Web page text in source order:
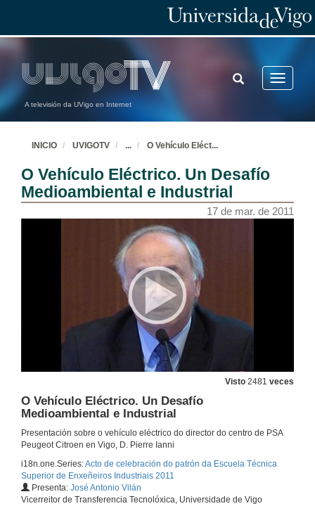
A televisión da UVigo en Internet
Toggle
TOGGLE
SEARCH
INICIO UVIGOTV ... O Vehículo Eléct...
O Vehículo Eléctrico. Un Desafío
Medioambiental e Industrial
17 de mar. de 2011
Visto 2481 veces
O Vehículo Eléctrico. Un Desafío
Medioambiental e Industrial
Presentación sobre o vehículo eléctrico do director do centro de PSA
Peugeot Citroen en Vigo, D. Pierre Ianni
i18n.one.Series:Acto de celebración do patrón da Escuela Técnica
Superior de Enxeñeiros Industriais 2011
Presenta: José Antonio Vilán
Vicerreitor de Transferencia Tecnolóxica, Universidade de Vigo
Intervención de Luis González
17 de mar. de 2011